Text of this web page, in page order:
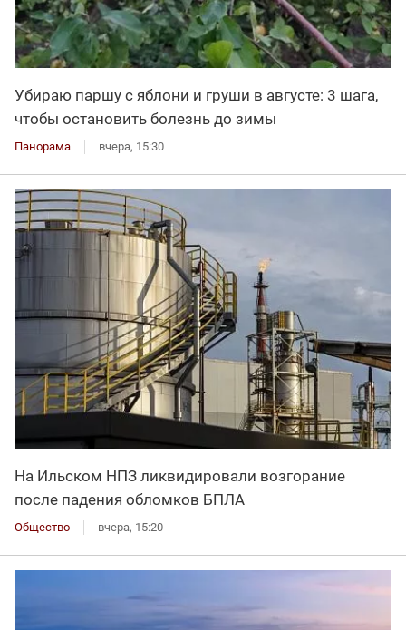
Убираю паршу с яблони и груши в августе: 3 шага,
чтобы остановить болезнь до зимы
Панорама вчера, 15:30
На Ильском НПЗ ликвидировали возгорание
после падения обломков БПЛА
Общество вчера, 15:20